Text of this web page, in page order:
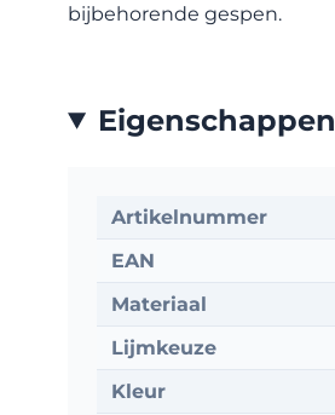
bijbehorende gespen.
Eigenschappen
Artikelnummer
EAN
Materiaal
Lijmkeuze
Kleur